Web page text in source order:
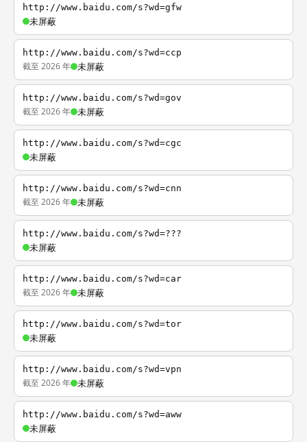
http://www.baidu.com/s?wd=gfw
未屏蔽
http://www.baidu.com/s?wd=ccp
截至 2026 年 未屏蔽
http://www.baidu.com/s?wd=gov
截至 2026 年 未屏蔽
http://www.baidu.com/s?wd=cgc
未屏蔽
http://www.baidu.com/s?wd=cnn
截至 2026 年 未屏蔽
http://www.baidu.com/s?wd=???
未屏蔽
http://www.baidu.com/s?wd=car
截至 2026 年 未屏蔽
http://www.baidu.com/s?wd=tor
未屏蔽
http://www.baidu.com/s?wd=vpn
截至 2026 年 未屏蔽
http://www.baidu.com/s?wd=aww
未屏蔽